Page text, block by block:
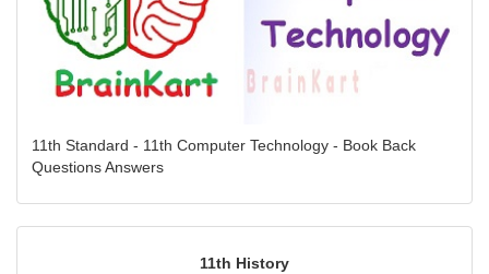
11th Standard - 11th Computer Technology - Book Back
Questions Answers
11th History